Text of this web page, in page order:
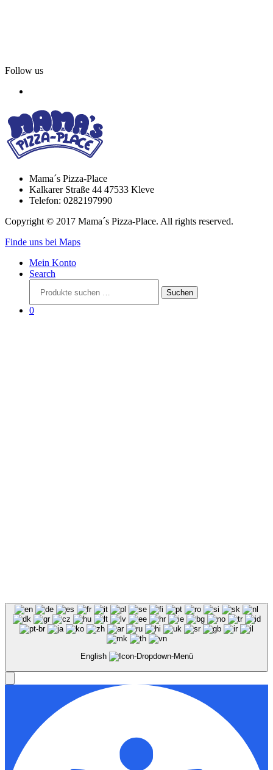
Follow us
Mama´s Pizza-Place
Kalkarer Straße 44 47533 Kleve
Telefon: 0282197990
Copyright © 2017 Mama´s Pizza-Place. All rights reserved.
Finde uns bei Maps
Mein Konto
Search
nach:
Suchen
0
English